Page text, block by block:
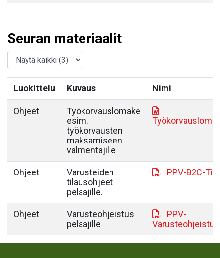
Seuran materiaalit
Luokittelu Kuvaus Nimi
Ohjeet
Työkorvauslomake
esim.
työkorvausten
maksamiseen
valmentajille
Ohjeet
Varusteiden
tilausohjeet
pelaajille.
PPV-B2C-
Ohjeet
Varusteohjeistus
pelaajille
PPV-